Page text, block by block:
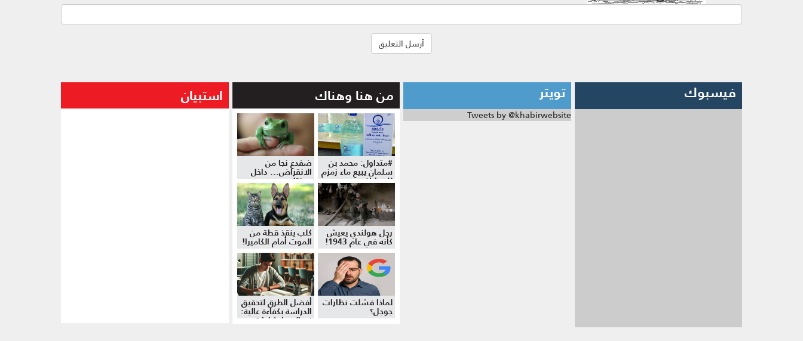
فيسبوك تويتر
Tweets by @khabirwebsite
من هنا وهناك
#متداول: محمد بن
سلمان يبيع ماء زمزم
للمواطنين
ضفدع نجا من
الانقراض... داخل
موزة!
رجل هولندي يعيش
كأنه في عام 1943!
كلب ينقذ قطة من
الموت أمام الكاميرا!
لماذا فشلت نظارات
جوجل؟
أفضل الطرق لتحقيق
الدراسة بكفاءة عالية:
نصائح وإرشادات
استبيان